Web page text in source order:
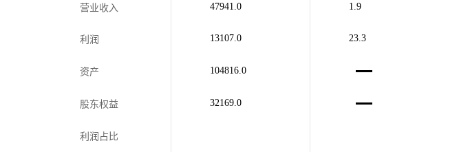
营业收入 47941.0 1.9
利润 13107.0 23.3
资产 104816.0
股东权益 32169.0
利润占比